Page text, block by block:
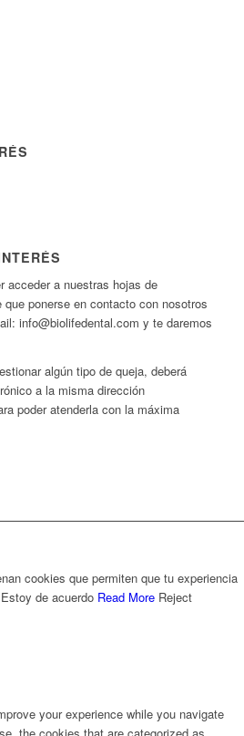
acceder a nuestras hojas de
ponerse en contacto con nosotros
info@biolifedental.com y te daremos
algún tipo de queja, deberá
a la misma dirección
poder atenderla con la máxima
cookies que permiten que tu experiencia
Estoy de acuerdo Read More Reject
your experience while you navigate
the cookies that are categorized as